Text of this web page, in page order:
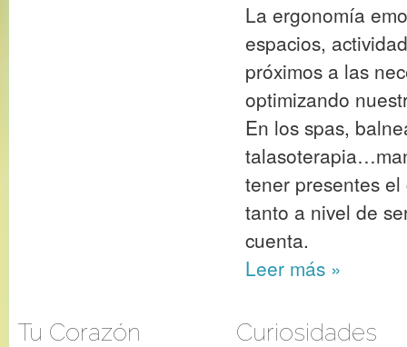
La ergonomía
espacios,
próximos a las
optimizando
En los spas,
tener presentes
tanto a nivel de
cuenta.
Leer más »
Tu Corazón Curiosidades